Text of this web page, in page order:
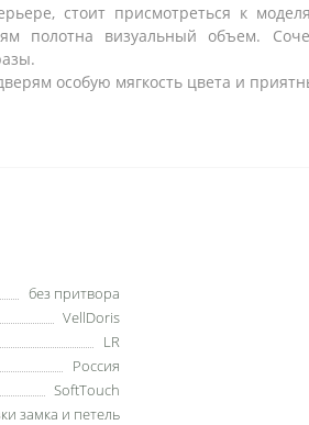
стоит присмотреться к
полотна визуальный объем.
особую мягкость цвета и
без притвора
VellDoris
LR
Россия
SoftTouch
замка и петель